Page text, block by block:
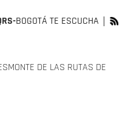
BOGOTÁ TE ESCUCHA
DE LAS RUTAS DE